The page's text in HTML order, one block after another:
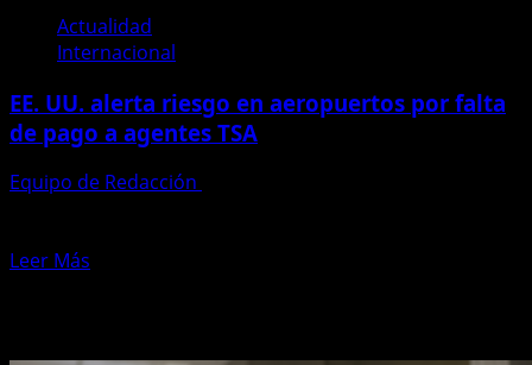
Actualidad
Internacional
EE. UU. alerta riesgo en aeropuertos por falta
de pago a agentes TSA
Equipo de Redacción
Leer Más